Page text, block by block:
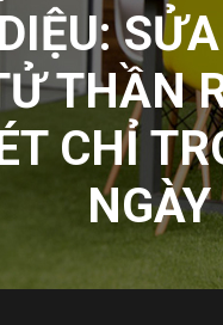
THẦN
CHỈ
NGÀY